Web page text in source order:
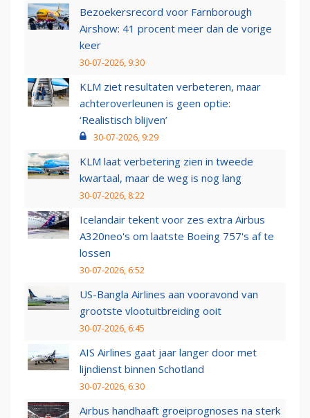
Bezoekersrecord voor Farnborough
Airshow: 41 procent meer dan de vorige
keer
30-07-2026, 9:30
KLM ziet resultaten verbeteren, maar
achteroverleunen is geen optie:
‘Realistisch blijven’
30-07-2026, 9:29
KLM laat verbetering zien in tweede
kwartaal, maar de weg is nog lang
30-07-2026, 8:22
Icelandair tekent voor zes extra Airbus
A320neo's om laatste Boeing 757's af te
lossen
30-07-2026, 6:52
US-Bangla Airlines aan vooravond van
grootste vlootuitbreiding ooit
30-07-2026, 6:45
AIS Airlines gaat jaar langer door met
lijndienst binnen Schotland
30-07-2026, 6:30
Airbus handhaaft groeiprognoses na sterk